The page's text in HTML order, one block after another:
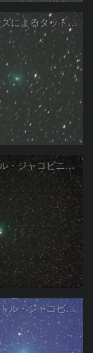
ミラーレンズによるタットル-ジャコビニ-クレサーク彗星
5/5 タットル・ジャコビニ・クレサーク彗星 (41P)
41P タットル・ジャコビニ・クレサーク彗星